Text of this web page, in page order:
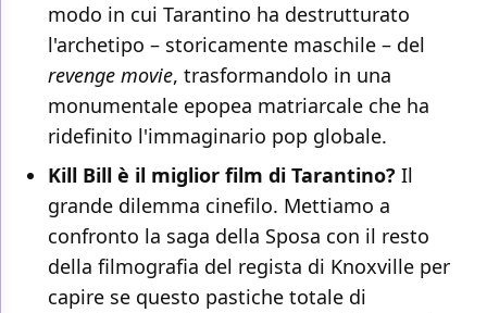
modo in cui Tarantino ha destrutturato
l'archetipo – storicamente maschile – del
revenge movie, trasformandolo in una
monumentale epopea matriarcale che ha
ridefinito l'immaginario pop globale.
Kill Bill è il miglior film di Tarantino? Il
grande dilemma cinefilo. Mettiamo a
confronto la saga della Sposa con il resto
della filmografia del regista di Knoxville per
capire se questo pastiche totale di